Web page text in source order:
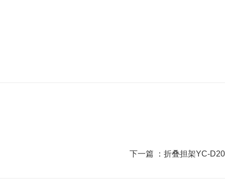
下一篇 ： 折叠担架YC-D20